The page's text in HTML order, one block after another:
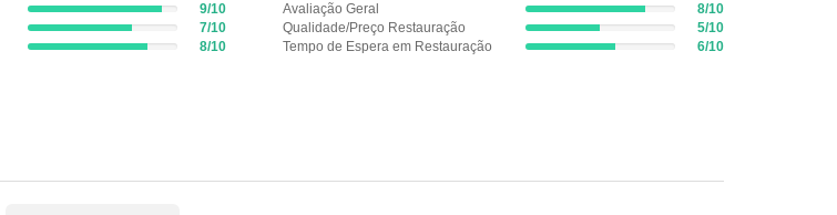
9%
Complete
(success)
9/10
7%
Complete
7/10
8%
8/10
Avaliação Geral
8%
Complete
(success)
8/10
Qualidade/Preço Restauração
5%
Complete
5/10
Tempo de Espera em Restauração
6%
6/10